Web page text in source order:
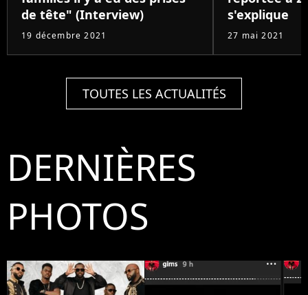
de tête" (Interview)
19 décembre 2021
s'explique
27 mai 2021
TOUTES LES ACTUALITÉS
DERNIÈRES
PHOTOS